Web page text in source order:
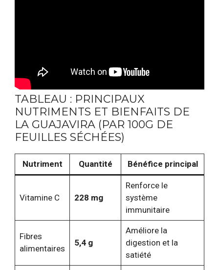
TABLEAU : PRINCIPAUX
NUTRIMENTS ET BIENFAITS DE
LA GUAJAVIRA (PAR 100G DE
FEUILLES SÉCHÉES)
Nutriment Quantité Bénéfice principal
Vitamine C 228 mg
Renforce le
système
immunitaire
Fibres
alimentaires
5,4 g
Améliore la
digestion et la
satiété